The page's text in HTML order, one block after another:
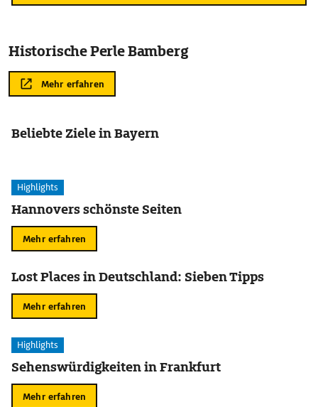
Historische Perle Bamberg
Mehr erfahren
Beliebte Ziele in Bayern
Highlights
Hannovers schönste Seiten
Mehr erfahren
Lost Places in Deutschland: Sieben Tipps
Mehr erfahren
Highlights
Sehenswürdigkeiten in Frankfurt
Mehr erfahren